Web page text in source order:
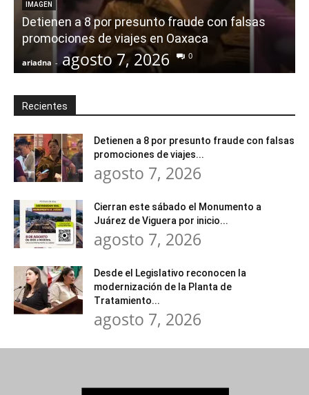
IMAGEN
Detienen a 8 por presunto fraude con falsas
promociones de viajes en Oaxaca
ariadna - agosto 7, 2026 0
Recientes
Detienen a 8 por presunto fraude con falsas
promociones de viajes...
agosto 7, 2026
Cierran este sábado el Monumento a
Juárez de Viguera por inicio...
agosto 7, 2026
Desde el Legislativo reconocen la
modernización de la Planta de
Tratamiento...
agosto 7, 2026